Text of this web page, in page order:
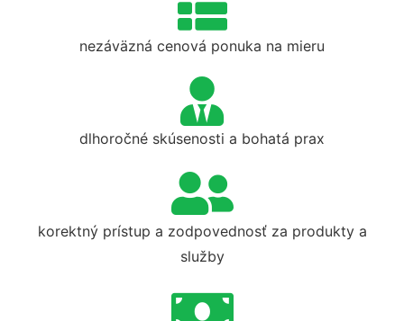
nezáväzná cenová ponuka na mieru
dlhoročné skúsenosti a bohatá prax
korektný prístup a zodpovednosť za produkty a
služby